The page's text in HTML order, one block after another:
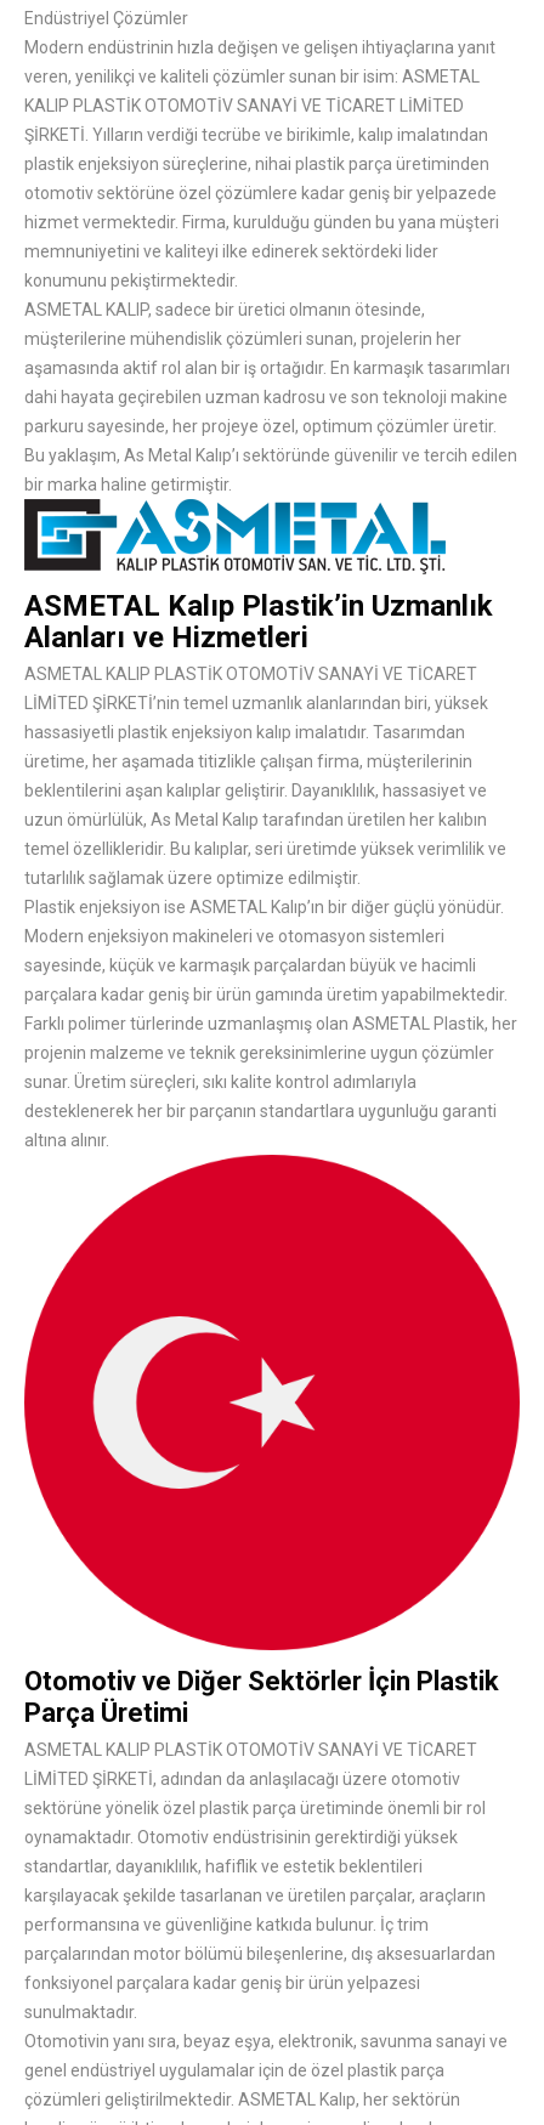
Endüstriyel Çözümler
Modern endüstrinin hızla değişen ve gelişen ihtiyaçlarına yanıt
veren, yenilikçi ve kaliteli çözümler sunan bir isim: ASMETAL
KALIP PLASTİK OTOMOTİV SANAYİ VE TİCARET LİMİTED
ŞİRKETİ. Yılların verdiği tecrübe ve birikimle, kalıp imalatından
plastik enjeksiyon süreçlerine, nihai plastik parça üretiminden
otomotiv sektörüne özel çözümlere kadar geniş bir yelpazede
hizmet vermektedir. Firma, kurulduğu günden bu yana müşteri
memnuniyetini ve kaliteyi ilke edinerek sektördeki lider
konumunu pekiştirmektedir.
ASMETAL KALIP, sadece bir üretici olmanın ötesinde,
müşterilerine mühendislik çözümleri sunan, projelerin her
aşamasında aktif rol alan bir iş ortağıdır. En karmaşık tasarımları
dahi hayata geçirebilen uzman kadrosu ve son teknoloji makine
parkuru sayesinde, her projeye özel, optimum çözümler üretir.
Bu yaklaşım, As Metal Kalıp’ı sektöründe güvenilir ve tercih edilen
bir marka haline getirmiştir.
ASMETAL Kalıp Plastik’in Uzmanlık
Alanları ve Hizmetleri
ASMETAL KALIP PLASTİK OTOMOTİV SANAYİ VE TİCARET
LİMİTED ŞİRKETİ’nin temel uzmanlık alanlarından biri, yüksek
hassasiyetli plastik enjeksiyon kalıp imalatıdır. Tasarımdan
üretime, her aşamada titizlikle çalışan firma, müşterilerinin
beklentilerini aşan kalıplar geliştirir. Dayanıklılık, hassasiyet ve
uzun ömürlülük, As Metal Kalıp tarafından üretilen her kalıbın
temel özellikleridir. Bu kalıplar, seri üretimde yüksek verimlilik ve
tutarlılık sağlamak üzere optimize edilmiştir.
Plastik enjeksiyon ise ASMETAL Kalıp’ın bir diğer güçlü yönüdür.
Modern enjeksiyon makineleri ve otomasyon sistemleri
sayesinde, küçük ve karmaşık parçalardan büyük ve hacimli
parçalara kadar geniş bir ürün gamında üretim yapabilmektedir.
Farklı polimer türlerinde uzmanlaşmış olan ASMETAL Plastik, her
projenin malzeme ve teknik gereksinimlerine uygun çözümler
sunar. Üretim süreçleri, sıkı kalite kontrol adımlarıyla
desteklenerek her bir parçanın standartlara uygunluğu garanti
altına alınır.
Otomotiv ve Diğer Sektörler İçin Plastik
Parça Üretimi
ASMETAL KALIP PLASTİK OTOMOTİV SANAYİ VE TİCARET
LİMİTED ŞİRKETİ, adından da anlaşılacağı üzere otomotiv
sektörüne yönelik özel plastik parça üretiminde önemli bir rol
oynamaktadır. Otomotiv endüstrisinin gerektirdiği yüksek
standartlar, dayanıklılık, hafiflik ve estetik beklentileri
karşılayacak şekilde tasarlanan ve üretilen parçalar, araçların
performansına ve güvenliğine katkıda bulunur. İç trim
parçalarından motor bölümü bileşenlerine, dış aksesuarlardan
fonksiyonel parçalara kadar geniş bir ürün yelpazesi
sunulmaktadır.
Otomotivin yanı sıra, beyaz eşya, elektronik, savunma sanayi ve
genel endüstriyel uygulamalar için de özel plastik parça
çözümleri geliştirilmektedir. ASMETAL Kalıp, her sektörün